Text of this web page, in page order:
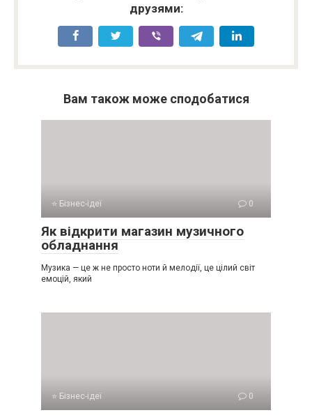
друзями:
Вам також може сподобатися
⭐ Бізнес-ідеї 0
Як відкрити магазин музичного
обладнання
Музика — це ж не просто ноти й мелодії, це цілий світ
емоцій, який
⭐ Бізнес-ідеї 0